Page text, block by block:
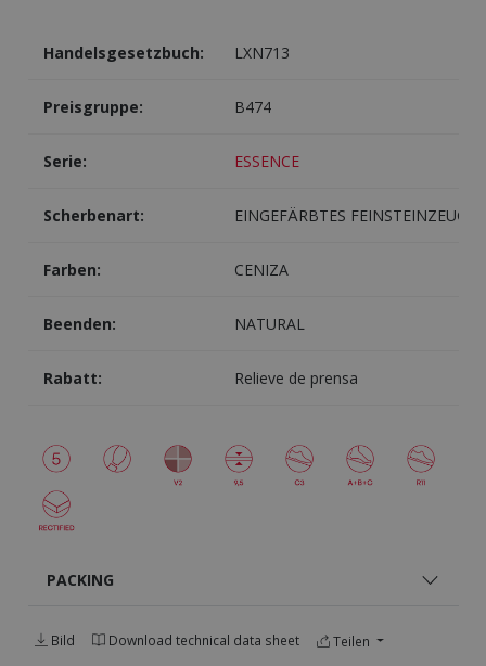
Handelsgesetzbuch: LXN713
Preisgruppe: B474
Serie: ESSENCE
Scherbenart: EINGEFÄRBTES FEINSTEINZEUG
Farben: CENIZA
Beenden: NATURAL
Rabatt: Relieve de prensa
PACKING
Bild Download technical data sheet Teilen